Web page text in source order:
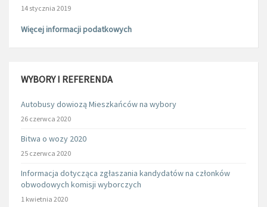
14 stycznia 2019
Więcej informacji podatkowych
WYBORY I REFERENDA
Autobusy dowiozą Mieszkańców na wybory
26 czerwca 2020
Bitwa o wozy 2020
25 czerwca 2020
Informacja dotycząca zgłaszania kandydatów na członków
obwodowych komisji wyborczych
1 kwietnia 2020